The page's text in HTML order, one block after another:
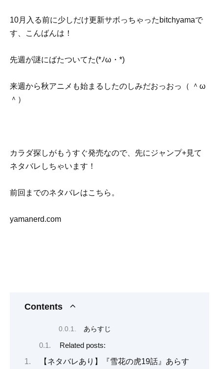
10月入る前に少しだけ更新サボっちゃったbitchyamaで
す、こんばんは！
先週が謎にばたついてた(*ﾉω・*)
来週から秋アニメも始まるしたのしみだおっおっ（ ＾ω
＾）
カラダ探しがもうすぐ発売なので、先にジャンプ+見て
ネタバレしちゃいます！
前回までのネタバレはこちら。
yamanerd.com
Contents
あらすじ
Related posts:
【ネタバレあり】『雪花の虎19話』あらす